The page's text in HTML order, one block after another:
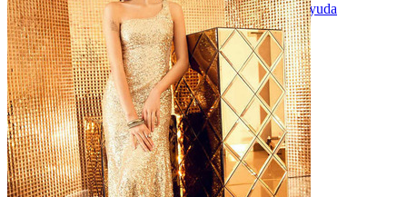
|Identificarse & Registrarse |Obtener la contraseña |Ayuda
Mensaje
Carro (0)
Vestidos de novia
Vestido de novia liquidación y venta
Vestidos de novia vendimia